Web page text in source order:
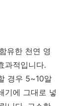
유한 천연 영
과적입니다.
경우 5~10알
기에 그대로 넣